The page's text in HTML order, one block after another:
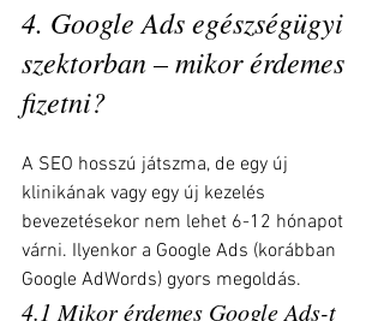
4. Google Ads egészségügyi
szektorban – mikor érdemes
fizetni?
A SEO hosszú játszma, de egy új
klinikának vagy egy új kezelés
bevezetésekor nem lehet 6-12 hónapot
várni. Ilyenkor a Google Ads (korábban
Google AdWords) gyors megoldás.
4.1 Mikor érdemes Google Ads-t